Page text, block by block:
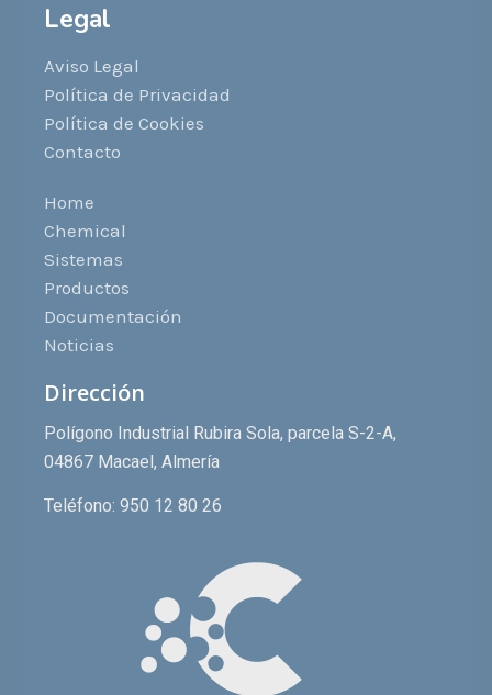
Legal
Aviso Legal
Política de Privacidad
Política de Cookies
Contacto
Home
Chemical
Sistemas
Productos
Documentación
Noticias
Dirección
Polígono Industrial Rubira Sola, parcela S-2-A,
04867 Macael, Almería
Teléfono: 950 12 80 26